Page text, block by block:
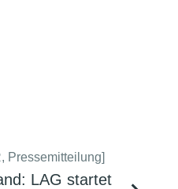
Pressemitteilung]
LAG startet